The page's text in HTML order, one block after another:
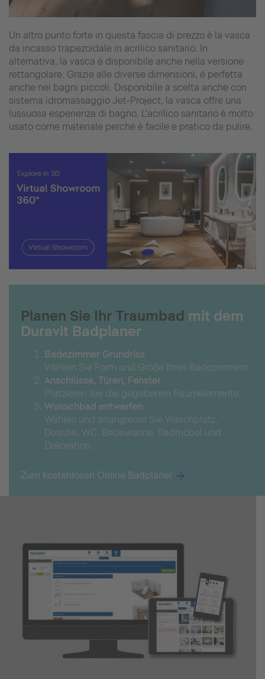
Un altro punto forte in questa fascia di prezzo è la vasca
da incasso trapezoidale in acrilico sanitario. In
alternativa, la vasca è disponibile anche nella versione
rettangolare. Grazie alle diverse dimensioni, è perfetta
anche nei bagni piccoli. Disponibile a scelta anche con
sistema idromassaggio Jet-Project, la vasca offre una
lussuosa esperienza di bagno. L'acrilico sanitario è molto
usato come materiale perché è facile e pratico da pulire.
Planen Sie Ihr Traumbad mit dem
Duravit Badplaner
Badezimmer Grundriss
Wählen Sie Form und Größe Ihres Badezimmers.
Anschlüsse, Türen, Fenster
Platzieren Sie die gegebenen Raumelemente.
Wunschbad entwerfen
Wählen und arrangieren Sie Waschplatz,
Dusche, WC, Badewanne, Badmöbel und
Dekoration.
Zum kostenlosen Online Badplaner